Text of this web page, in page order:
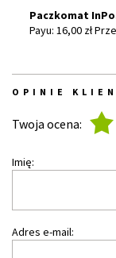
Paczkomat
Payu: 16,00 zł
OPINIE
Twoja ocena:
Imię:
Adres e-mail: